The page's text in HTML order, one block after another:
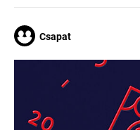
Csapat